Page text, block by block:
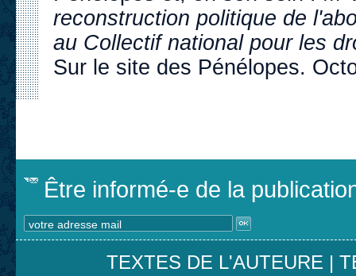
reconstruction politique de
au Collectif national pour les
Sur le site des Pénélopes.
Être informé-e de la
TEXTES DE L'AUTEURE |